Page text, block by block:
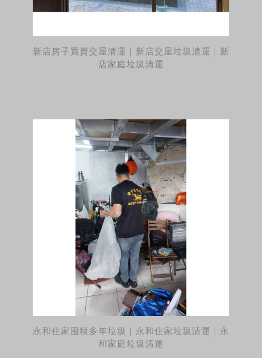
新店房子買賣交屋清運｜新店交屋垃圾清運｜新
店家庭垃圾清運
永和住家囤積多年垃圾｜永和住家垃圾清運｜永
和家庭垃圾清運